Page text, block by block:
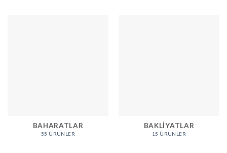
BAHARATLAR
55 ÜRÜNLER
BAKLIYATLAR
15 ÜRÜNLER